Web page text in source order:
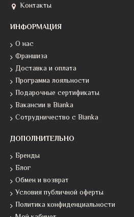
Контакты
ИНФОРМАЦИЯ
О нас
Франшиза
Доставка и оплата
Программа лояльности
Подарочные сертификаты
Вакансии в Bianka
Сотрудничество с Bianka
ДОПОЛНИТЕЛЬНО
Бренды
Блог
Обмен и возврат
Условия публичной оферты
Политика конфиденциальности